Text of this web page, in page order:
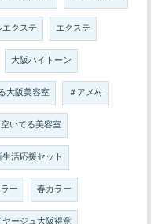
クステ エクステ
大阪ハイトーン
大阪美容室 ＃アメ村
いてる美容室
活応援セット
ー 春カラー